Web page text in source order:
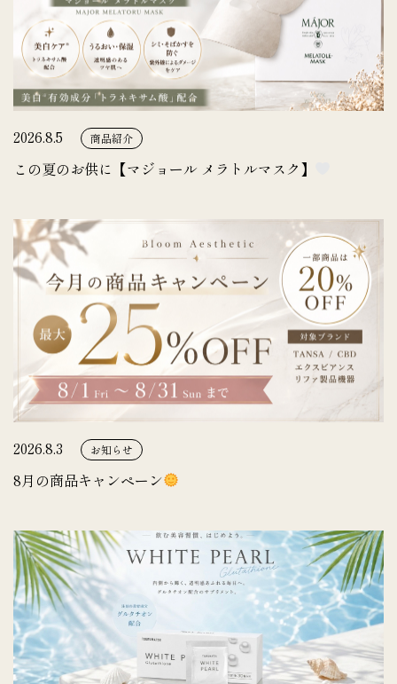
2026.8.5 商品紹介
この夏のお供に【マジョール メラトルマスク】
2026.8.3 お知らせ
8月の商品キャンペーン